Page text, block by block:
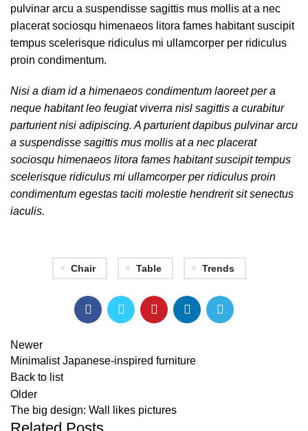
pulvinar arcu a suspendisse sagittis mus mollis at a nec
placerat sociosqu himenaeos litora fames habitant suscipit
tempus scelerisque ridiculus mi ullamcorper per ridiculus
proin condimentum.
Nisi a diam id a himenaeos condimentum laoreet per a
neque habitant leo feugiat viverra nisl sagittis a curabitur
parturient nisi adipiscing. A parturient dapibus pulvinar arcu
a suspendisse sagittis mus mollis at a nec placerat
sociosqu himenaeos litora fames habitant suscipit tempus
scelerisque ridiculus mi ullamcorper per ridiculus proin
condimentum egestas taciti molestie hendrerit sit senectus
iaculis.
Chair Table Trends
Newer
Minimalist Japanese-inspired furniture
Back to list
Older
The big design: Wall likes pictures